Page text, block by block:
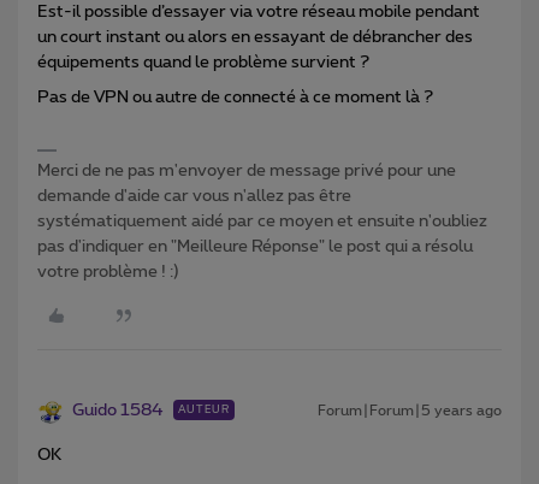
Est-il possible d’essayer via votre réseau mobile pendant
un court instant ou alors en essayant de débrancher des
équipements quand le problème survient ?
Pas de VPN ou autre de connecté à ce moment là ?
Merci de ne pas m'envoyer de message privé pour une
demande d'aide car vous n'allez pas être
systématiquement aidé par ce moyen et ensuite n'oubliez
pas d'indiquer en "Meilleure Réponse" le post qui a résolu
votre problème ! :)
Guido 1584 AUTEUR Forum|Forum|5 years ago
OK